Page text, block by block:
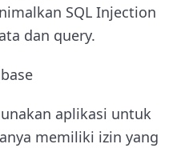
SQL Injection
dan query.
aplikasi untuk
memiliki izin yang